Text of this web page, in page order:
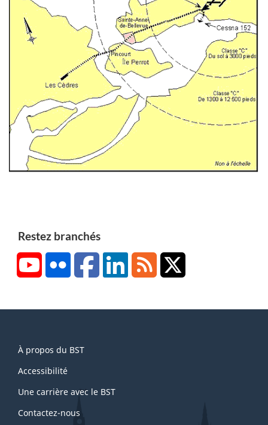
Restez branchés
YouTubeFlickr FacebookLinkedInRSS
this
site
À propos du BST
Accessibilité
Une carrière avec le BST
Contactez-nous